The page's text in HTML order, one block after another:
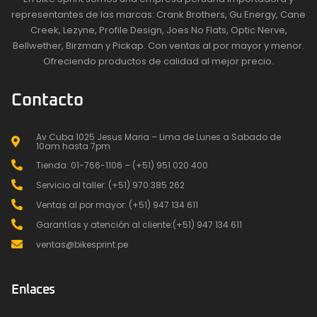
representantes de las marcas: Crank Brothers, Gu Energy, Cane
Creek, Lezyne, Profile Design, Joes No Flats, Optic Nerve,
Bellwether, Birzman y Pickap. Con ventas al por mayor y menor.
Ofreciendo productos de calidad al mejor precio.
Contacto
Av Cuba 1025 Jesus Maria – Lima de Lunes a Sabado de
10am hasta 7pm
Tienda: 01-766-1106 – (+51) 951 020 400
Servicio al taller: (+51) 970 385 262
Ventas al por mayor: (+51) 947 134 611
Garantías y atención al cliente:(+51) 947 134 611
ventas@bikesprint.pe
Enlaces